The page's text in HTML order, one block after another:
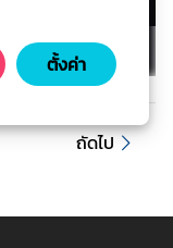
ถัดไป
ตั้งค่า